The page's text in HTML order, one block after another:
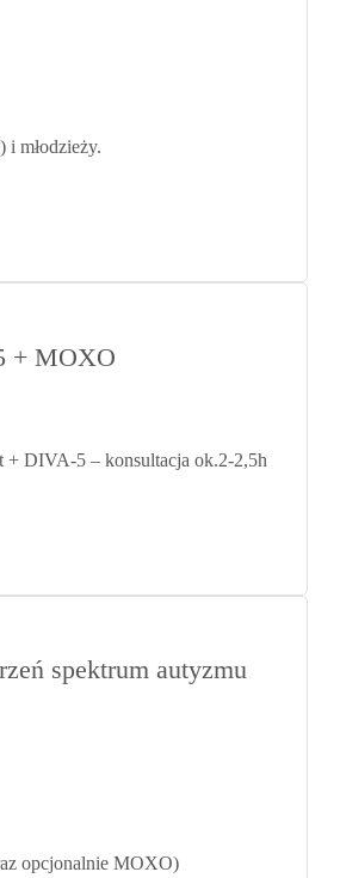
i młodzieży.
+ MOXO
+ DIVA-5 – konsultacja ok.2-2,5h
spektrum autyzmu
opcjonalnie MOXO)